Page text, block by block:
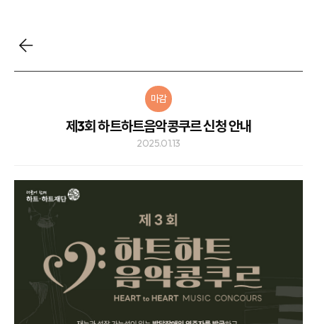
마감
제3회 하트하트음악콩쿠르 신청 안내
2025.01.13